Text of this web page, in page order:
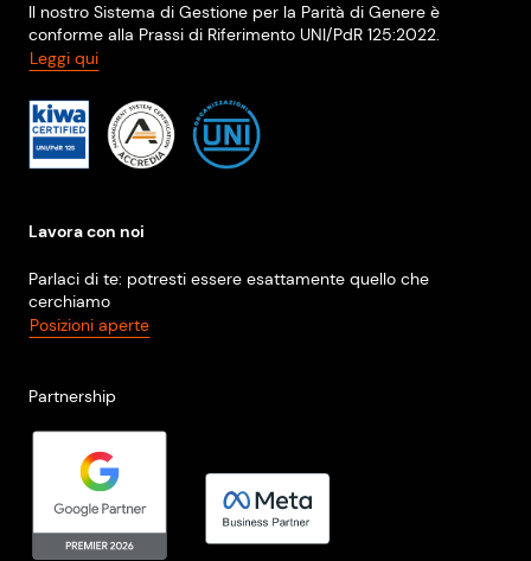
Il nostro Sistema di Gestione per la Parità di Genere è
conforme alla Prassi di Riferimento UNI/PdR 125:2022.
Leggi qui
Lavora con noi
Parlaci di te: potresti essere esattamente quello che
cerchiamo
Posizioni aperte
Partnership